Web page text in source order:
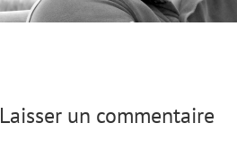
Laisser un commentaire